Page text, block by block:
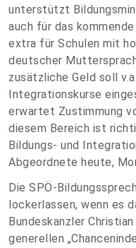
unterstützt
auch für das
extra für Schulen mit
deutscher
zusätzliche Geld soll
Integrationskurse
erwartet Zustimmung
diesem Bereich ist
Bildungs- und
Abgeordnete heute,
Die SPÖ-
lockerlassen, wenn es
Bundeskanzler
generellen